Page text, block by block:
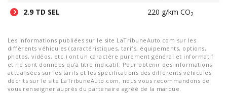
2.9 TD SEL 220 g/km CO2
Les informations publiées sur le site LaTribuneAuto.com sur les
différents véhicules (caractéristiques, tarifs, équipements, options,
photos, vidéos, etc.) ont un caractère purement général et informatif
et ne sont données qu'à titre indicatif. Pour obtenir des informations
actualisées sur les tarifs et les spécifications des différents véhicules
décrits sur le site LaTribuneAuto.com, nous vous recommandons de
vous renseigner auprès du partenaire agréé de la marque.